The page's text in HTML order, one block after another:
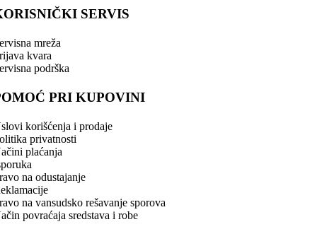
SERVIS
mreža
kvara
podrška
PRI KUPOVINI
korišćenja i prodaje
privatnosti
plaćanja
na odustajanje
na vansudsko rešavanje sporova
povraćaja sredstava i robe